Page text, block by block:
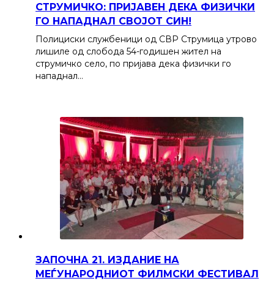
СТРУМИЧКО: ПРИЈАВЕН ДЕКА ФИЗИЧКИ
ГО НАПАДНАЛ СВОЈОТ СИН!
Полициски службеници од СВР Струмица утрово
лишиле од слобода 54-годишен жител на
струмичко село, по пријава дека физички го
нападнал…
ЗАПОЧНА 21. ИЗДАНИЕ НА
МЕЃУНАРОДНИОТ ФИЛМСКИ ФЕСТИВАЛ